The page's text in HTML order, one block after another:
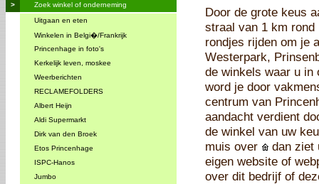
>
Zoek winkel of onderneming
Uitgaan en eten
Winkelen in Belgi�/Frankrijk
Princenhage in foto's
Kerkelijk leven, moskee
Weerberichten
RECLAMEFOLDERS
Albert Heijn
Aldi Supermarkt
Dirk van den Broek
Etos Princenhage
ISPC-Hanos
Jumbo
Door de grote keus
straal van 1 km rond
rondjes rijden om je
Westerpark,
de winkels waar u in
word je door
centrum van
aandacht verdient
de winkel van uw
muis over
dan ziet
eigen website of
over dit bedrijf of